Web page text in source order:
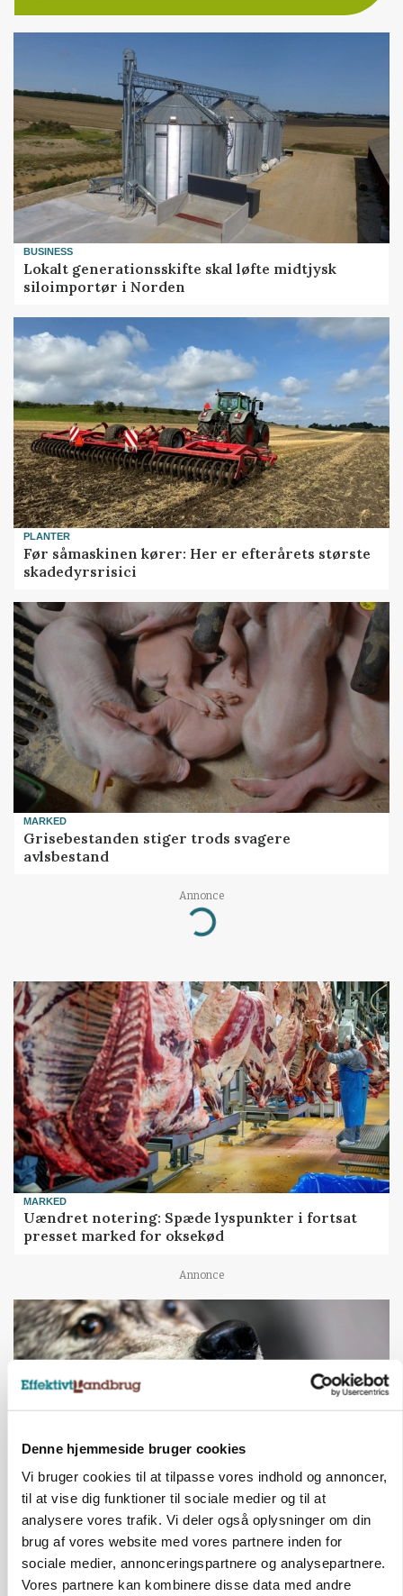
Denne hjemmeside bruger cookies
Vi bruger cookies til at tilpasse vores indhold og annoncer,
til at vise dig funktioner til sociale medier og til at
analysere vores trafik. Vi deler også oplysninger om din
brug af vores website med vores partnere inden for
sociale medier, annonceringspartnere og analysepartnere.
Vores partnere kan kombinere disse data med andre
BUSINESS
Lokalt generationsskifte skal løfte midtjysk
siloimportør i Norden
PLANTER
Før såmaskinen kører: Her er efterårets største
skadedyrsrisici
MARKED
Grisebestanden stiger trods svagere
avlsbestand
Annonce
Loading...
MARKED
Uændret notering: Spæde lyspunkter i fortsat
presset marked for oksekød
Annonce
ULVE
Landmand vågnede ved lyden af skrigende kvier:
Ulven stod på foderbordet
Annonce